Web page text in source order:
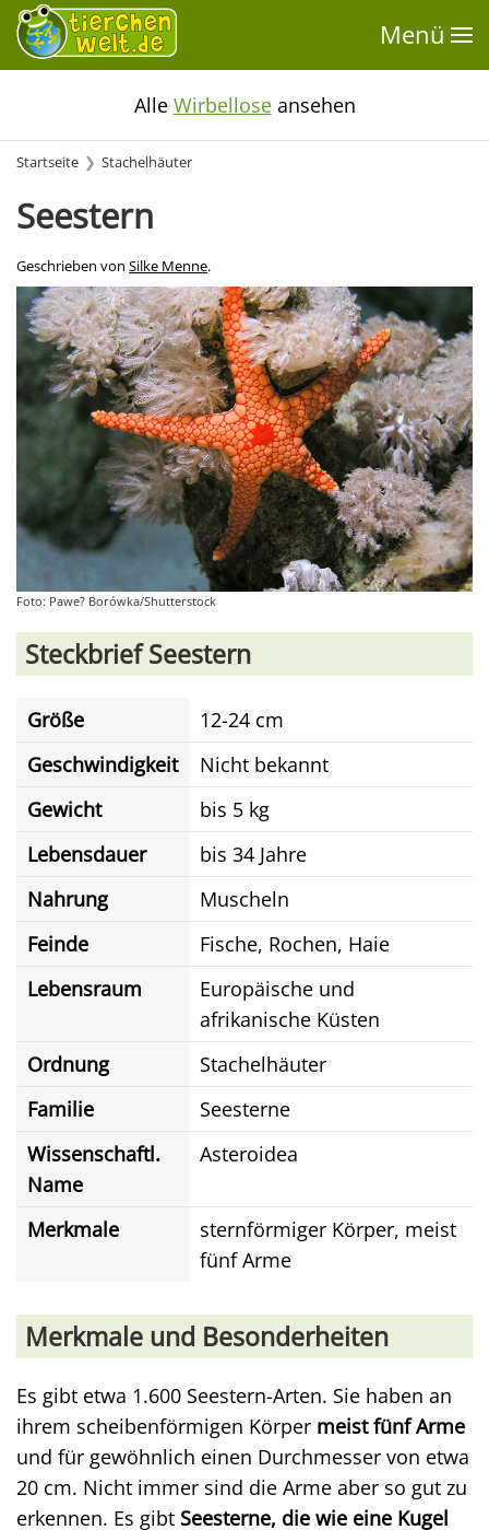
Menü
Alle Wirbelloseansehen
Startseite Stachelhäuter
Seestern
Geschrieben von Silke Menne.
Foto: Pawe? Borówka/Shutterstock
Steckbrief Seestern
Größe
12-24 cm
Geschwindigkeit
Nicht bekannt
Gewicht
bis 5 kg
Lebensdauer
bis 34 Jahre
Nahrung
Muscheln
Feinde
Fische, Rochen, Haie
Lebensraum
Europäische und
afrikanische Küsten
Ordnung
Stachelhäuter
Familie
Seesterne
Wissenschaftl.
Name
Asteroidea
Merkmale
sternförmiger Körper, meist
fünf Arme
Merkmale und Besonderheiten
Es gibt etwa 1.600 Seestern-Arten. Sie haben an
ihrem scheibenförmigen Körper meist fünf Arme
und für gewöhnlich einen Durchmesser von etwa
20 cm. Nicht immer sind die Arme aber so gut zu
erkennen. Es gibt Seesterne, die wie eine Kugel